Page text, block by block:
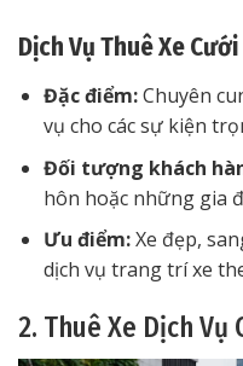
Dịch Vụ Thuê Xe
Đặc điểm:Chuyên
vụ cho các sự kiện
Đối tượng khách
hôn hoặc những gia
Ưu điểm:Xe đẹp,
dịch vụ trang trí xe
2. Thuê Xe Dịch Vụ